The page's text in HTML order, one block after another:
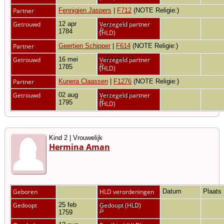
Partner
Fennigjen Jaspers F712 (NOTE Religie:)
Getrouwd
12 apr
1784
Vriezenveen
Verzegeld partner
(HLD)
Partner
Geertjen Schipper F614 (NOTE Religie:)
Getrouwd
16 mei
1785
Vriezenveen
Verzegeld partner
(HLD)
Partner
Kunera Claassen F1276 (NOTE Religie:)
Getrouwd
02 aug
1795
Vriezenveen
Verzegeld partner
(HLD)
Kind 2 | Vrouwelijk
Hermina Aman
Geboren HLD verordeningen Datum Plaats
Gedoopt
25 feb
1759
Vriezenveen
Gedoopt (HLD)